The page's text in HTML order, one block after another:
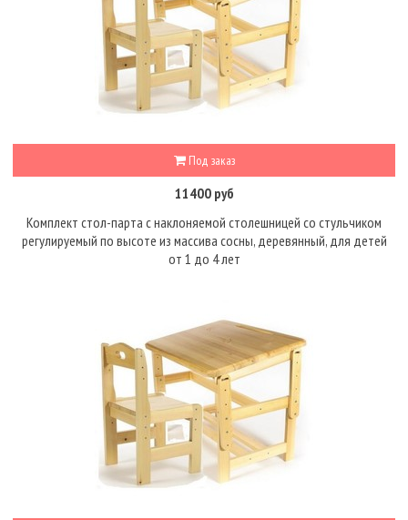
Под заказ
11400 руб
Комплект стол-парта с наклоняемой столешницей со стульчиком
регулируемый по высоте из массива сосны, деревянный, для детей
от 1 до 4 лет